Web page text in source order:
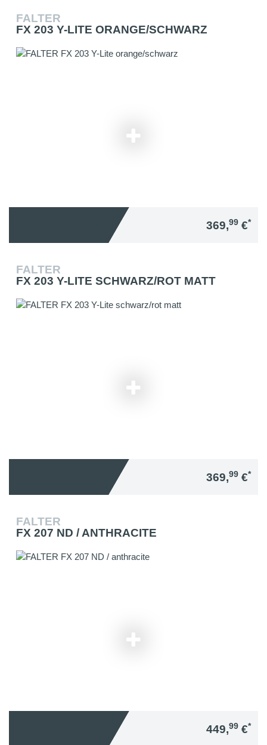
FALTER
FX 203 Y-LITE ORANGE/SCHWARZ
369,99 €*
FALTER
FX 203 Y-LITE SCHWARZ/ROT MATT
369,99 €*
FALTER
FX 207 ND / ANTHRACITE
449,99 €*